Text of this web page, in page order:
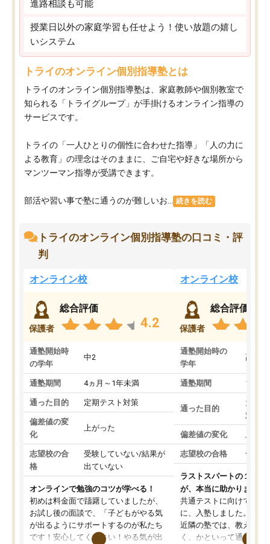
進路相談も可能
授業日以外の家庭学習も任せよう！使い放題の嬉し
いシステム
トライのオンライン個別指導塾とは
トライのオンライン個別指導塾は、家庭教師や個別教室で
知られる「トライグループ」が手掛けるオンライン指導の
サービスです。
トライの「一人ひとりの個性に合わせた指導」「人の力に
よる教育」の理念はそのままに、ご自宅や好きな場所から
マンツーマン指導が受講できます。
部活や習い事で塾に通うのが難しいお... 続きを読む
トライのオンライン個別指導塾の口コミ・評
判
オンライン校
保護者
総合評価
4.2
通塾開始時
の学年
中2
通塾期間 4ヵ月～1年未満
通った目的 定期テスト対策
偏差値の変
化
上がった
志望校の合
格
受験していない/結果が
出ていない
オンラインで勉強のコツが学べる！
初めは料金面で躊躇していましたが、
お試し後の面談で、「子どもがやる気
が出るようにサポートするのが私たち
です！安心してください！やる気が出
オンライン校
保護者
総合評価
通塾開始時の
学年
高3
通塾期間 1～3
通った目的
大学
対策
偏差値の変化 上が
志望校の合格 合格
ラストスパートの１か月
が、本当に助かりました
共通テストに向けての追
に、入塾しました。田舎
近隣の塾では、教えても
く、かといって通うには